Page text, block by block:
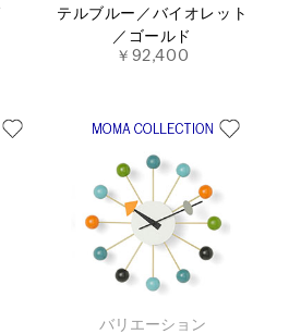
テルブルー／バイオレット
／ゴールド
￥92,400
バリエーション